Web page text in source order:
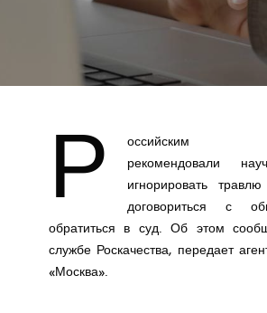
Р
оссийским
рекомендовали
игнорировать
договориться с
обратиться в суд. Об этом
службе Роскачества, передает
«Москва».